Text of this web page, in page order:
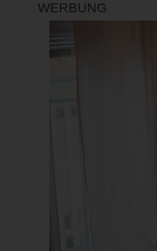
WERBUNG